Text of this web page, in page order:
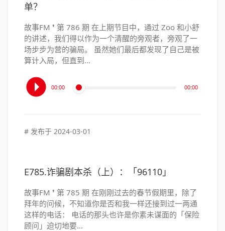
单？
故事FM ❜ 第 786 期 在上期节目中，通过 Zoo 和小舒
的讲述，我们得以作为一个清醒的旁观者，旁观了一
场步步为营的骗局。 虽然她们最后都发现了自己是被
算计入局，但直到…
音
频
器
00:00 00:00
# 发布于 2024-03-01
E785.诈骗剧本杀（上）：「96110」
故事FM ❜ 第 785 期 在刚刚过去的春节假期里，除了
拜年的问候，不知道你是否和我一样还接到过一两通
这样的电话： 电话的那头也许是你素未谋面的「保险
顾问」迫切地要…